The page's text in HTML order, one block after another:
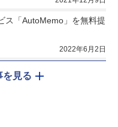
ス「AutoMemo」を無料提
2022年6月2日
を見る